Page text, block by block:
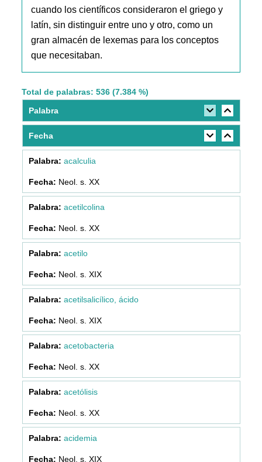
cuando los científicos consideraron el griego y
latín, sin distinguir entre uno y otro, como un
gran almacén de lexemas para los conceptos
que necesitaban.
Total de palabras: 536 (7.384 %)
Palabra
Fecha
acalculia
Neol. s. XX
acetilcolina
Neol. s. XX
acetilo
Neol. s. XIX
acetilsalicílico, ácido
Neol. s. XIX
acetobacteria
Neol. s. XX
acetólisis
Neol. s. XX
acidemia
Neol. s. XIX